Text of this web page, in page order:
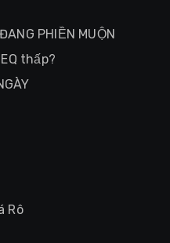
PHIỀN MUỘN
thấp?
Rô